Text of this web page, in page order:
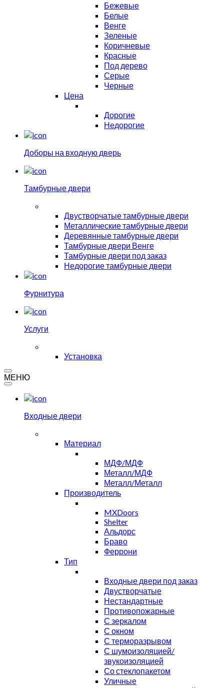
Бежевые
Белые
Венге
Зеленые
Коричневые
Красные
Под дерево
Серые
Черные
Цена
Дорогие
Недорогие
Доборы на входную дверь
Тамбурные двери
Двустворчатые тамбурные двери
Металлические тамбурные двери
Деревянные тамбурные двери
Тамбурные двери Венге
Тамбурные двери под заказ
Недорогие тамбурные двери
Фурнитура
Услуги
Установка
МЕНЮ
Входные двери
Материал
МДФ/МДФ
Металл/МДФ
Металл/Металл
Производитель
MXDoors
Shelter
Альдорс
Браво
Феррони
Тип
Входные двери под заказ
Двустворчатые
Нестандартные
Противопожарные
С зеркалом
С окном
С терморазрывом
С шумоизоляцией/
звукоизоляцией
Со стеклопакетом
Уличные